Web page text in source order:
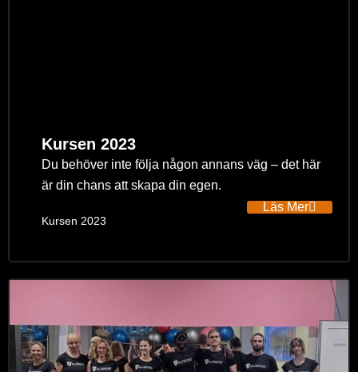
Kursen 2023
Du behöver inte följa någon annans väg – det här
är din chans att skapa din egen.
Kursen 2023
Läs Mer